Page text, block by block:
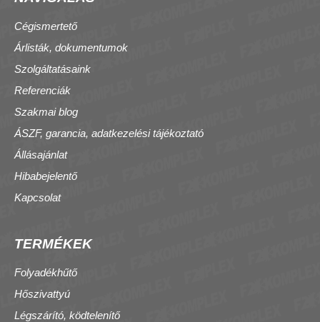
Cégismertető
Árlisták, dokumentumok
Szolgáltatásaink
Referenciák
Szakmai blog
ÁSZF, garancia, adatkezelési tájékoztató
Állásajánlat
Hibabejelentő
Kapcsolat
TERMÉKEK
Folyadékhűtő
Hőszivattyú
Légszárító, ködtelenítő